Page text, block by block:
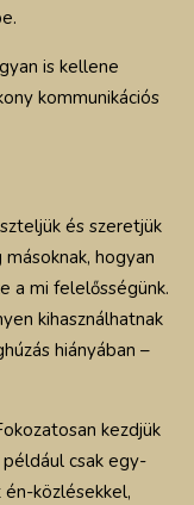
is kellene
kommunikációs
és szeretjük
hogyan
a mi felelősségünk.
kihasználhatnak
hiányában –
kezdjük
csak egy-
közlésekkel,